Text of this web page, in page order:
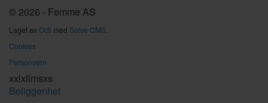
© 2026 - Femme AS
Laget avOcti med Solve CMS.
Cookies
Personvern
xxlxllmsxs
Beliggenhet